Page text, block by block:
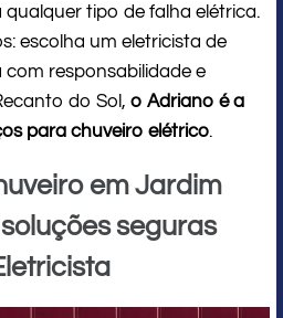
tipo de falha elétrica.
escolha um eletricista de
responsabilidade e
do Sol, o Adriano é a
para chuveiro elétrico.
em Jardim
seguras